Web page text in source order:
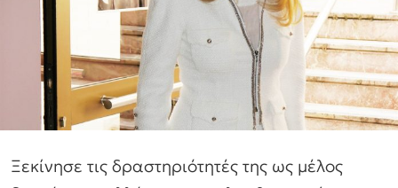
Ξεκίνησε τις δραστηριότητές της ως μέλος